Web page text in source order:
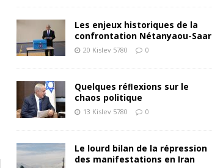
Les enjeux historiques de la
confrontation Nétanyaou-Saar
20 Kislev 5780 0
Quelques réﬂexions sur le
chaos politique
13 Kislev 5780 0
Le lourd bilan de la répression
des manifestations en Iran